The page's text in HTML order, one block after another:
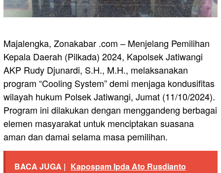
Majalengka, Zonakabar .com – Menjelang Pemilihan
Kepala Daerah (Pilkada) 2024, Kapolsek Jatiwangi
AKP Rudy Djunardi, S.H., M.H., melaksanakan
program “Cooling System” demi menjaga kondusifitas
wilayah hukum Polsek Jatiwangi, Jumat (11/10/2024).
Program ini dilakukan dengan menggandeng berbagai
elemen masyarakat untuk menciptakan suasana
aman dan damai selama masa pemilihan.
BACA JUGA | Kapospam Ipda Ato Rusdianto